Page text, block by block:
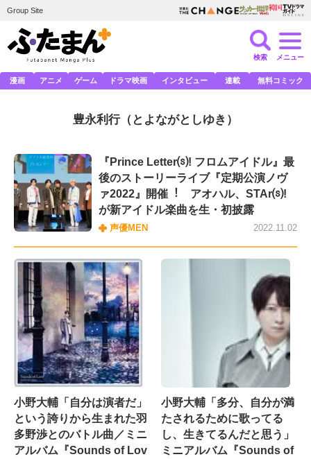
Group Site
検索 メニュー
漫画 アニメ ゲーム ドラマ映画 インタビュー 連載 無料コミック
豊永利行（とよながとしゆき）
『Prince Letter⒮! フロムアイドル』最
後のストーリーライブ『定期公演ノヴ
ァ2022』開催︕ アオハル、STAr⒮!
が新アイドル楽曲を⽣・初披露
声優MEN 2022.11.02
小野大輔「自分は演者だ」
という誇りから生まれた羽
多野渉とのバトル曲／ミニ
アルバム『Sounds of Lov
小野大輔「多分、自分が満
たされるために歌ってる
し、生きてるんだと思う」
ミニアルバム『Sounds of